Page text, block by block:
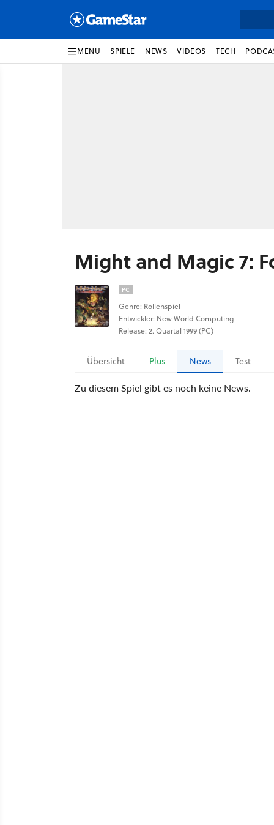
MENU SPIELE NEWS VIDEOS TECH
Might and Magic 7:
PC
Genre: Rollenspiel
Entwickler: New World Computing
Release: 2. Quartal 1999 (PC)
Übersicht Plus News Test
Zu diesem Spiel gibt es noch keine News.